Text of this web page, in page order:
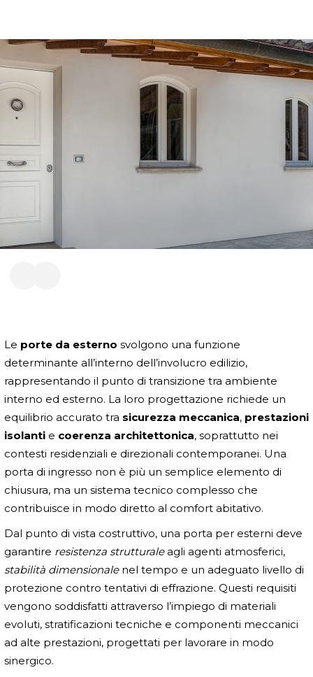
Le porte da esterno svolgono una funzione
determinante all’interno dell’involucro edilizio,
rappresentando il punto di transizione tra ambiente
interno ed esterno. La loro progettazione richiede un
equilibrio accurato tra sicurezza meccanica, prestazioni
isolanti e coerenza architettonica, soprattutto nei
contesti residenziali e direzionali contemporanei. Una
porta di ingresso non è più un semplice elemento di
chiusura, ma un sistema tecnico complesso che
contribuisce in modo diretto al comfort abitativo.
Dal punto di vista costruttivo, una porta per esterni deve
garantire resistenza strutturaleagli agenti atmosferici,
stabilità dimensionalenel tempo e un adeguato livello di
protezione contro tentativi di effrazione. Questi requisiti
vengono soddisfatti attraverso l’impiego di materiali
evoluti, stratificazioni tecniche e componenti meccanici
ad alte prestazioni, progettati per lavorare in modo
sinergico.